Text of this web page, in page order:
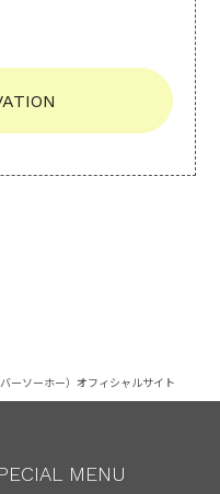
ーソーホー）オフィシャルサイト
MENU